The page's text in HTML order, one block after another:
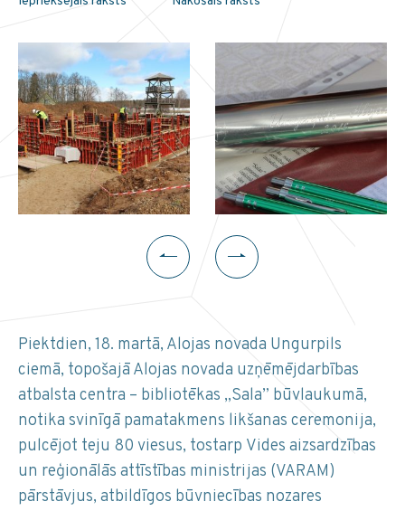
Piektdien, 18. martā, Alojas novada Ungurpils
ciemā, topošajā Alojas novada uzņēmējdarbības
atbalsta centra – bibliotēkas „Sala” būvlaukumā,
notika svinīgā pamatakmens likšanas ceremonija,
pulcējot teju 80 viesus, tostarp Vides aizsardzības
un reģionālās attīstības ministrijas (VARAM)
pārstāvjus, atbildīgos būvniecības nozares